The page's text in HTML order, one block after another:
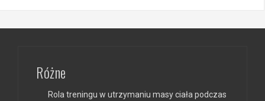
Różne
Rola treningu w utrzymaniu masy ciała podczas